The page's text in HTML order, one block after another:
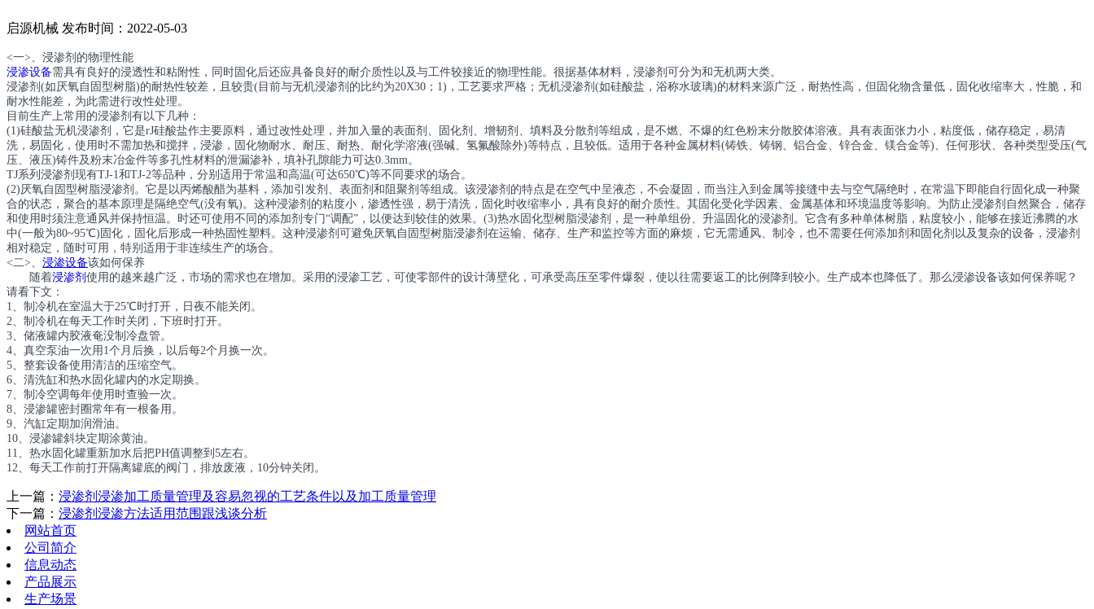
启源机械 发布时间：2022-05-03
<一>、浸渗剂的物理性能
浸渗设备需具有良好的浸透性和粘附性，同时固化后还应具备良好的耐介质性以及与工件较接近的物理性能。很据基体材料，浸渗剂可分为和无机两大类。
浸渗剂(如厌氧自固型树脂)的耐热性较差，且较贵(目前与无机浸渗剂的比约为20X30；1)，工艺要求严格；无机浸渗剂(如硅酸盐，浴称水玻璃)的材料来源广泛，耐热性高，但固化物含量低，固化收缩率大，性脆，和
耐水性能差，为此需进行改性处理。
目前生产上常用的浸渗剂有以下几种：
(1)硅酸盐无机浸渗剂，它是rJ硅酸盐作主要原料，通过改性处理，并加入量的表面剂、固化剂、增韧剂、填料及分散剂等组成，是不燃、不爆的红色粉末分散胶体溶液。具有表面张力小，粘度低，储存稳定，易清
洗，易固化，使用时不需加热和搅拌，浸渗，固化物耐水、耐压、耐热、耐化学溶液(强碱、氢氟酸除外)等特点，且较低。适用于各种金属材料(铸铁、铸钢、铝合金、锌合金、镁合金等)、任何形状、各种类型受压(气
压、液压)铸件及粉末冶金件等多孔性材料的泄漏渗补，填补孔隙能力可达0.3mm。
TJ系列浸渗剂现有TJ-1和TJ-2等品种，分别适用于常温和高温(可达650℃)等不同要求的场合。
(2)厌氧自固型树脂浸渗剂。它是以丙烯酸醋为基料，添加引发剂、表面剂和阻聚剂等组成。该浸渗剂的特点是在空气中呈液态，不会凝固，而当注入到金属等接缝中去与空气隔绝时，在常温下即能自行固化成一种聚
合的状态，聚合的基本原理是隔绝空气(没有氧)。这种浸渗剂的粘度小，渗透性强，易于清洗，固化时收缩率小，具有良好的耐介质性。其固化受化学因素、金属基体和环境温度等影响。为防止浸渗剂自然聚合，储存
和使用时须注意通风并保持恒温。时还可使用不同的添加剂专门“调配”，以便达到较佳的效果。(3)热水固化型树脂浸渗剂，是一种单组份、升温固化的浸渗剂。它含有多种单体树脂，粘度较小，能够在接近沸腾的水
中(一般为80~95℃)固化，固化后形成一种热固性塑料。这种浸渗剂可避免厌氧自固型树脂浸渗剂在运输、储存、生产和监控等方面的麻烦，它无需通风、制冷，也不需要任何添加剂和固化剂以及复杂的设备，浸渗剂
相对稳定，随时可用，特别适用于非连续生产的场合。
<二>、 浸渗设备该如何保养
随着浸渗剂 使用的越来越广泛，市场的需求也在增加。采用的浸渗工艺，可使零部件的设计薄壁化，可承受高压至零件爆裂，使以往需要返工的比例降到较小。生产成本也降低了。那么浸渗设备该如何保养呢？
请看下文：
1、制冷机在室温大于25℃时打开，日夜不能关闭。
2、制冷机在每天工作时关闭，下班时打开。
3、储液罐内胶液奄没制冷盘管。
4、真空泵油一次用1个月后换，以后每2个月换一次。
5、整套设备使用清洁的压缩空气。
6、清洗缸和热水固化罐内的水定期换。
7、制冷空调每年使用时查验一次。
8、浸渗罐密封圈常年有一根备用。
9、汽缸定期加润滑油。
10、浸渗罐斜块定期涂黄油。
11、热水固化罐重新加水后把PH值调整到5左右。
12、每天工作前打开隔离罐底的阀门，排放废液，10分钟关闭。
上一篇： 浸渗剂浸渗加工质量管理及容易忽视的工艺条件以及加工质量管理
下一篇： 浸渗剂浸渗方法适用范围跟浅谈分析
网站首页
公司简介
信息动态
产品展示
生产场景